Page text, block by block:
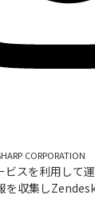
CORPORATION
ビスを利用して
を収集し